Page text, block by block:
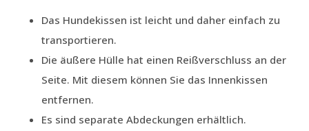
Das Hundekissen ist leicht und daher einfach zu
transportieren.
Die äußere Hülle hat einen Reißverschluss an der
Seite. Mit diesem können Sie das Innenkissen
entfernen.
Es sind separate Abdeckungen erhältlich.